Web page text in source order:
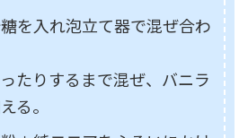
を入れ泡立て器で混ぜ合わ
たりするまで混ぜ、バニラ
る。